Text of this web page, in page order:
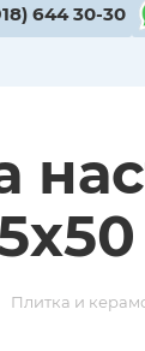
644 30-30
Плитка и